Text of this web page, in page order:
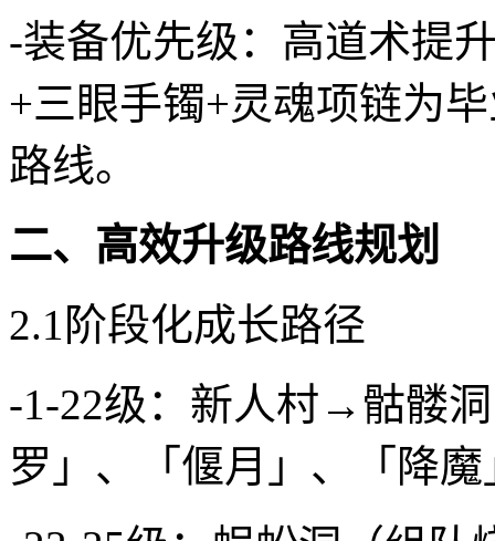
-装备优先级：高道术提
+三眼手镯+灵魂项链为
路线。
二、高效升级路线规划
2.1阶段化成长路径
-1-22级：新人村→骷髅
罗」、「偃月」、「降